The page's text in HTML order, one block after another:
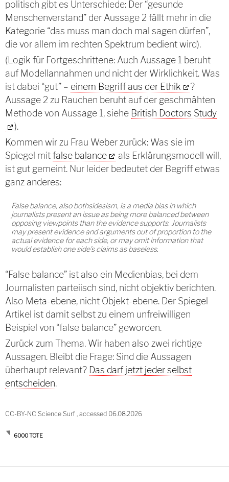
politisch gibt es Unterschiede: Der “gesunde
Menschenverstand” der Aussage 2 fällt mehr in die
Kategorie “das muss man doch mal sagen dürfen”,
die vor allem im rechten Spektrum bedient wird).
(Logik für Fortgeschrittene: Auch Aussage 1 beruht
auf Modellannahmen und nicht der Wirklichkeit. Was
ist dabei “gut” – einem Begriff aus der Ethik
?
Aussage 2 zu Rauchen beruht auf der geschmähten
Methode von Aussage 1, siehe British Doctors Study
).
Kommen wir zu Frau Weber zurück: Was sie im
Spiegel mitfalse balance
als Erklärungsmodell will,
ist gut gemeint. Nur leider bedeutet der Begriff etwas
ganz anderes:
False balance, also bothsidesism, is a media bias in which
journalists present an issue as being more balanced between
opposing viewpoints than the evidence supports. Journalists
may present evidence and arguments out of proportion to the
actual evidence for each side, or may omit information that
would establish one side’s claims as baseless.
“False balance” ist also ein Medienbias, bei dem
Journalisten parteiisch sind, nicht objektiv berichten.
Also Meta-ebene, nicht Objekt-ebene. Der Spiegel
Artikel ist damit selbst zu einem unfreiwilligen
Beispiel von “false balance” geworden.
Zurück zum Thema. Wir haben also zwei richtige
Aussagen. Bleibt die Frage: Sind die Aussagen
überhaupt relevant? Das darf jetzt jeder selbst
entscheiden.
CC-BY-NC Science Surf , accessed 06.08.2026
6000 TOTE